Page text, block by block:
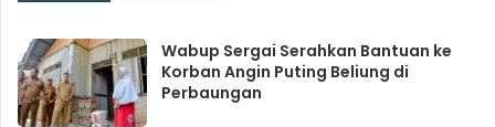
Wabup Sergai Serahkan Bantuan ke
Korban Angin Puting Beliung di
Perbaungan